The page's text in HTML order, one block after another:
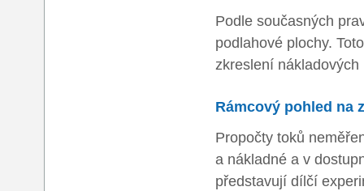
Podle současných
podlahové plochy.
zkreslení
Rámcový pohled na
Propočty toků
a nákladné a v
představují dílčí